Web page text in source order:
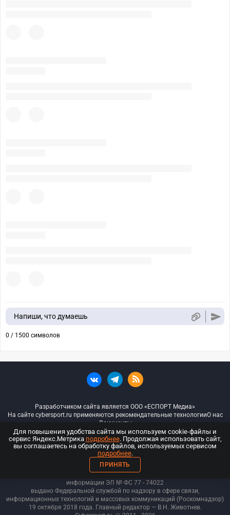
Напиши, что думаешь
0 / 1500 символов
Разработчиком сайта является ООО «ЕСПОРТ Медиа»
На сайте cybersport.ru применяются рекомендательные технологииО нас
Документы
© ООО «Киберспорт.ру» — Все права защищены
18+
ООО «Киберспорт.ру». Свидетельство о регистрации средств массовой
информации ЭЛ № ФС 77 - 74022
выдано Федеральной службой по надзору в сфере связи,
информационных технологий и массовых коммуникаций (Роскомнадзор)
19 октября 2018 года. Главный редактор — В.Н. Животнев.
Для повышения удобства сайта мы используем cookie-файлы и
сервис Яндекс.Метрика подробнее. Продолжая использовать сайт,
вы соглашаетесь на обработку файлов, используемых сервисом
подробнее.
ПРИНЯТЬ